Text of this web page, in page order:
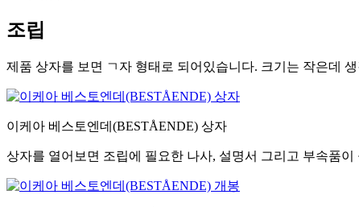
조립
제품 상자를 보면 ㄱ자 형태로 되어있습니다. 크기는 작은데
이케아 베스토엔데(BESTÅENDE) 상자
상자를 열어보면 조립에 필요한 나사, 설명서 그리고 부속품이